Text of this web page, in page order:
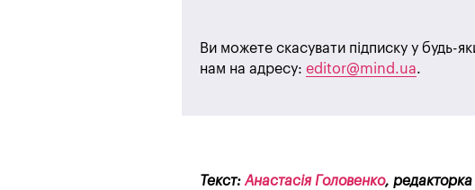
Ви можете скасувати підписку у будь-
нам на адресу: editor@mind.ua.
Текст: Анастасія Головенко, редакторка